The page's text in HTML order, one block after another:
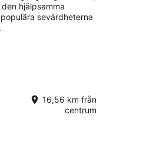
hjälpsamma
sevärdheterna
16,56 km från
centrum